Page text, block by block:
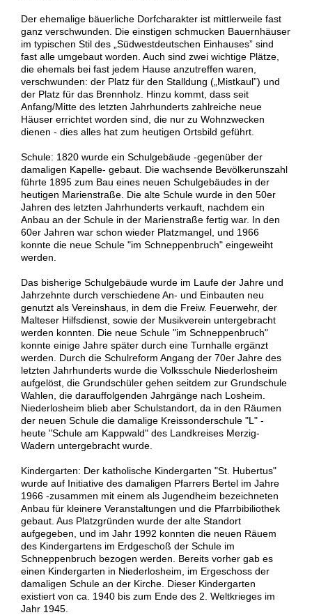
Der ehemalige bäuerliche Dorfcharakter ist mittlerweile fast
ganz verschwunden. Die einstigen schmucken Bauernhäuser
im typischen Stil des „Südwestdeutschen Einhauses” sind
fast alle umgebaut worden. Auch sind zwei wichtige Plätze,
die ehemals bei fast jedem Hause anzutreffen waren,
verschwunden: der Platz für den Stalldung („Mistkaul”) und
der Platz für das Brennholz. Hinzu kommt, dass seit
Anfang/Mitte des letzten Jahrhunderts zahlreiche neue
Häuser errichtet worden sind, die nur zu Wohnzwecken
dienen - dies alles hat zum heutigen Ortsbild geführt.
Schule: 1820 wurde ein Schulgebäude -gegenüber der
damaligen Kapelle- gebaut. Die wachsende Bevölkerunszahl
führte 1895 zum Bau eines neuen Schulgebäudes in der
heutigen Marienstraße. Die alte Schule wurde in den 50er
Jahren des letzten Jahrhunderts verkauft, nachdem ein
Anbau an der Schule in der Marienstraße fertig war. In den
60er Jahren war schon wieder Platzmangel, und 1966
konnte die neue Schule "im Schneppenbruch" eingeweiht
werden.
Das bisherige Schulgebäude wurde im Laufe der Jahre und
Jahrzehnte durch verschiedene An- und Einbauten neu
genutzt als Vereinshaus, in dem die Freiw. Feuerwehr, der
Malteser Hilfsdienst, sowie der Musikverein untergebracht
werden konnten. Die neue Schule "im Schneppenbruch"
konnte einige Jahre später durch eine Turnhalle ergänzt
werden. Durch die Schulreform Angang der 70er Jahre des
letzten Jahrhunderts wurde die Volksschule Niederlosheim
aufgelöst, die Grundschüler gehen seitdem zur Grundschule
Wahlen, die darauffolgenden Jahrgänge nach Losheim.
Niederlosheim blieb aber Schulstandort, da in den Räumen
der neuen Schule die damalige Kreissonderschule "L" -
heute "Schule am Kappwald" des Landkreises Merzig-
Wadern untergebracht wurde.
Kindergarten: Der katholische Kindergarten "St. Hubertus"
wurde auf Initiative des damaligen Pfarrers Bertel im Jahre
1966 -zusammen mit einem als Jugendheim bezeichneten
Anbau für kleinere Veranstaltungen und die Pfarrbibiliothek
gebaut. Aus Platzgründen wurde der alte Standort
aufgegeben, und im Jahr 1992 konnten die neuen Räuem
des Kindergartens im Erdgeschoß der Schule im
Schneppenbruch bezogen werden. Bereits vorher gab es
einen Kindergarten in Niederlosheim, im Ergeschoss der
damaligen Schule an der Kirche. Dieser Kindergarten
existiert von ca. 1940 bis zum Ende des 2. Weltkrieges im
Jahr 1945.